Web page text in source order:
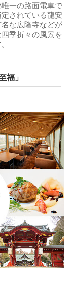
一の路面電車で
されている龍安
な広隆寺などが
季折々の風景を
福」